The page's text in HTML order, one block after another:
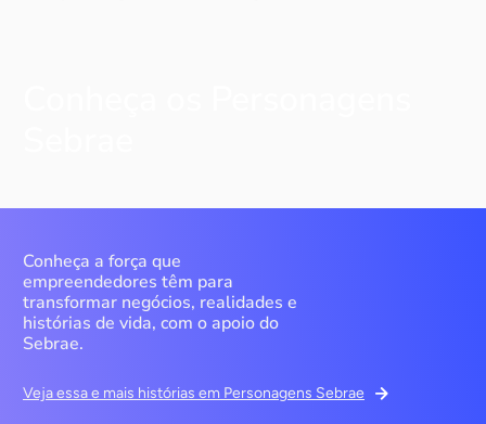
Conheça a força que
empreendedores têm para
transformar negócios, realidades e
histórias de vida, com o apoio do
Sebrae.
Veja essa e mais histórias em Personagens Sebrae